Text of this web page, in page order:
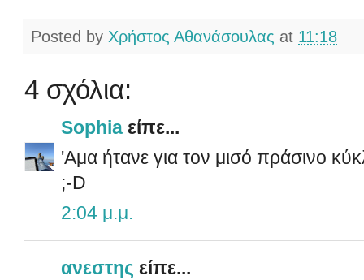
Posted by Χρήστος Αθανάσουλας at 11:18
4 σχόλια:
Sophia είπε...
'Αμα ήτανε για τον μισό πράσινο
;-D
2:04 μ.μ.
ανεστης είπε...